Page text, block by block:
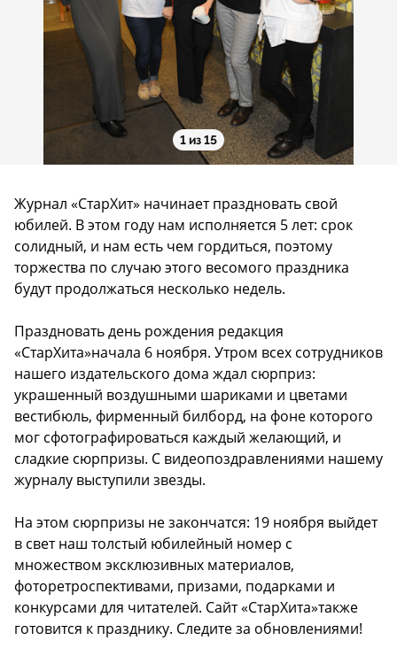
1 из 15
Журнал «СтарХит» начинает праздновать свой
юбилей. В этом году нам исполняется 5 лет: срок
солидный, и нам есть чем гордиться, поэтому
торжества по случаю этого весомого праздника
будут продолжаться несколько недель.
Праздновать день рождения редакция
«СтарХита»начала 6 ноября. Утром всех сотрудников
нашего издательского дома ждал сюрприз:
украшенный воздушными шариками и цветами
вестибюль, фирменный билборд, на фоне которого
мог сфотографироваться каждый желающий, и
сладкие сюрпризы. С видеопоздравлениями нашему
журналу выступили звезды.
На этом сюрпризы не закончатся: 19 ноября выйдет
в свет наш толстый юбилейный номер с
множеством эксклюзивных материалов,
фоторетроспективами, призами, подарками и
конкурсами для читателей. Сайт «СтарХита»также
готовится к празднику. Следите за обновлениями!